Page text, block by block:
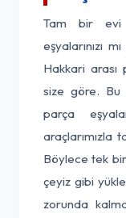
Tam bir evi
eşyalarınızı
Hakkari arası
size göre. Bu
parça
araçlarımızla
Böylece tek bir
çeyiz gibi
zorunda